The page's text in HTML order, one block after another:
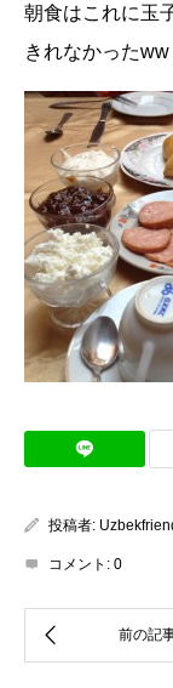
朝食はこれに玉
きれなかったww
投稿者:
コメント: 0